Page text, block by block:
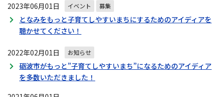
2023年06月01日 イベント 募集
となみをもっと子育てしやすいまちにするためのアイディアを
聴かせてください！
2022年02月01日 お知らせ
砺波市がもっと”子育てしやすいまち”になるためのアイディア
を多数いただきました！